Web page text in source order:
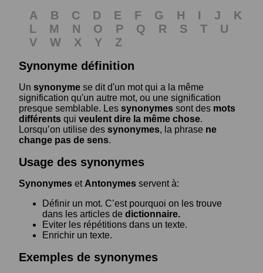
A B C D E F G H I J
K
L
M N O P Q R S T
U
V
W X Y
Z
Synonyme définition
Un synonyme se dit d'un mot qui a la même
signification qu'un autre mot, ou une signification
presque semblable. Les synonymes sont des mots
différents qui veulent dire la même chose.
Lorsqu’on utilise des synonymes, la phrase ne
change pas de sens.
Usage des synonymes
Synonymes etAntonymes servent à:
Définir un mot. C’est pourquoi on les trouve
dans les articles de dictionnaire.
Eviter les répétitions dans un texte.
Enrichir un texte.
Exemples de synonymes